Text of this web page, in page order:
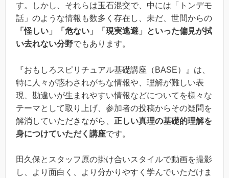
す。しかし、それらは玉石混交で、中には「トンデモ
話」のような情報も数多く存在し、未だ、世間からの
「怪しい」「危ない」「現実逃避」といった偏見が拭
い去れない分野でもあります。
『おもしろスピリチュアル基礎講座（BASE）』は、
特に人々が惑わされがちな情報や、理解が難しい表
現、勘違いが生まれやすい情報などについてを様々な
テーマとして取り上げ、参加者の投稿からその疑問を
解消していただきながら、 正しい真理の基礎的理解を
身につけていただく講座です。
田久保とスタッフ原の掛け合いスタイルで動画を撮影
し、より面白く、より分かりやすく学んでいただけま